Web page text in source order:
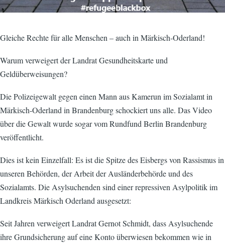
Gleiche Rechte für alle Menschen – auch in Märkisch-Oderland!
Warum verweigert der Landrat Gesundheitskarte und
Geldüberweisungen?
Die Polizeigewalt gegen einen Mann aus Kamerun im Sozialamt in
Märkisch-Oderland in Brandenburg schockiert uns alle. Das Video
über die Gewalt wurde sogar vom Rundfund Berlin Brandenburg
veröffentlicht.
Dies ist kein Einzelfall: Es ist die Spitze des Eisbergs von Rassismus in
unseren Behörden, der Arbeit der Ausländerbehörde und des
Sozialamts. Die Asylsuchenden sind einer repressiven Asylpolitik im
Landkreis Märkisch Oderland ausgesetzt:
Seit Jahren verweigert Landrat Gernot Schmidt, dass Asylsuchende
ihre Grundsicherung auf eine Konto überwiesen bekommen wie in